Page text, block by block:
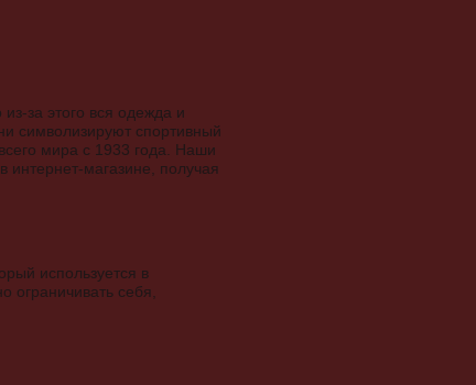
за этого вся одежда и
символизируют спортивный
мира с 1933 года. Наши
интернет-магазине, получая
используется в
ограничивать себя,